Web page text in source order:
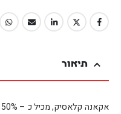
תיאור